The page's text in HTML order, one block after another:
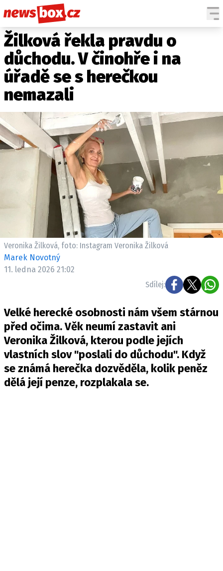
DOMÁCÍ
ZAHRANIČÍ
POČASÍ
KRIMI
EKONOMIKA
KULTURA
SPOLEČNOST
SPORT
ČESKÉ CELEBRITY
SVĚTOVÉ CELEBRITY
SLEDUJTE NÁS NA
Máte příběh, fotku nebo video?
Pošlete e-mail na newsbox.cz
VYDAVATEL
INZERCE
OSOBNÍ ÚDAJE / COOKIES
VOLNÁ MÍSTA
Žilková řekla pravdu o
důchodu. V činohře i na
úřadě se s herečkou
nemazali
Veronika Žilková, foto: Instagram Veronika Žilková
Marek Novotný
11. ledna 2026 21:02
Sdílej:
Velké herecké osobnosti nám všem stárnou
před očima. Věk neumí zastavit ani
Veronika Žilková, kterou podle jejích
vlastních slov "poslali do důchodu". Když
se známá herečka dozvěděla, kolik peněz
dělá její penze, rozplakala se.